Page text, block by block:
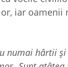
iar oamenii
numai hârtii